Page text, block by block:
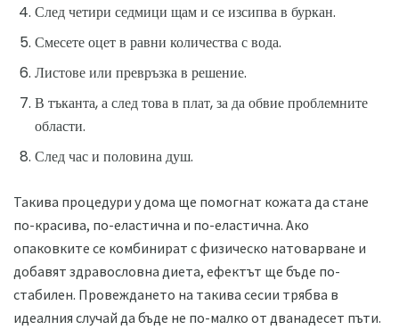
След четири седмици щам и се изсипва в буркан.
Смесете оцет в равни количества с вода.
Листове или превръзка в решение.
В тъканта, а след това в плат, за да обвие проблемните
области.
След час и половина душ.
Такива процедури у дома ще помогнат кожата да стане
по-красива, по-еластична и по-еластична. Ако
опаковките се комбинират с физическо натоварване и
добавят здравословна диета, ефектът ще бъде по-
стабилен. Провеждането на такива сесии трябва в
идеалния случай да бъде не по-малко от дванадесет пъти.